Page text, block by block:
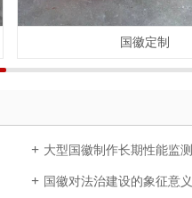
国徽定制
大型国徽制作长期性能监测
国徽对法治建设的象征意义